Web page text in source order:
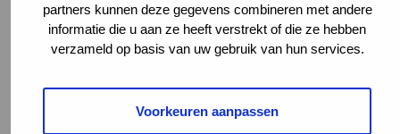
partners kunnen deze gegevens combineren met andere
informatie die u aan ze heeft verstrekt of die ze hebben
verzameld op basis van uw gebruik van hun services.
Voorkeuren aanpassen
Netherlands
058 - 286 78 61
polineurologie@znb.nl
Deze link leidt naar een externe
Plan je routeDeze link leidt naar een externe